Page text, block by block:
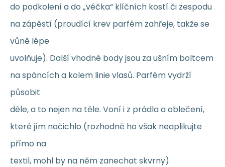
do podkolení a do „véčka“ klíčních kostí či zespodu
na zápěstí (proudící krev parfém zahřeje, takže se
vůně lépe
uvolňuje). Další vhodné body jsou za ušním boltcem
na spáncích a kolem linie vlasů. Parfém vydrží
působit
déle, a to nejen na těle. Voní i z prádla a oblečení,
které jím načichlo (rozhodně ho však neaplikujte
přímo na
textil, mohl by na něm zanechat skvrny).